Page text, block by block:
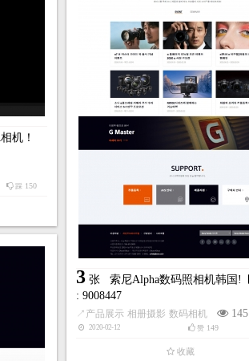
3 张 索尼Alpha数码照相机韩国!
: 9008447
↗ 产品展示 相册摄影 数码相机 145
2020-02-12 赞 149
收藏
机！
踩 150